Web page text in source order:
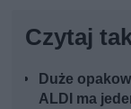
Czytaj
Duże
ALDI ma